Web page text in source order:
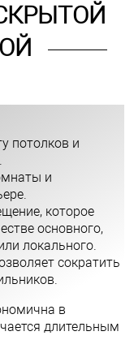
потолков и
и
которое
основного,
локального.
сократить
в
длительным